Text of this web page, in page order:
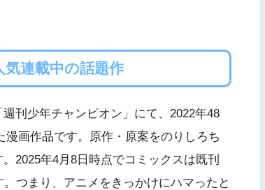
連載中の話題作
刊少年チャンピオン」にて、2022年48
画作品です。原作・原案をのりしろち
2025年4月8日時点でコミックスは既刊
つまり、アニメをきっかけにハマったと